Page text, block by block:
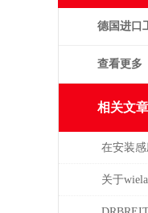
德国进口
查看更多
相关文章
在安装
意事项？
关于